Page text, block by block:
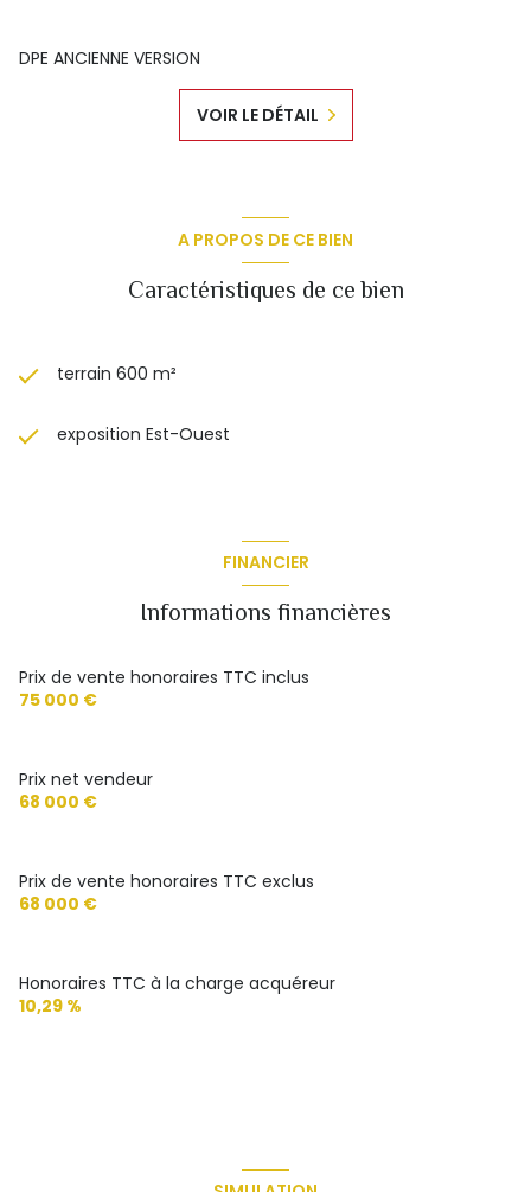
DPE ANCIENNE VERSION
VOIR LE DÉTAIL
A PROPOS DE CE BIEN
Caractéristiques de ce bien
terrain 600 m²
exposition Est-Ouest
FINANCIER
Informations financières
Prix de vente honoraires TTC inclus
75 000 €
Prix net vendeur
68 000 €
Prix de vente honoraires TTC exclus
68 000 €
Honoraires TTC à la charge acquéreur
10,29 %